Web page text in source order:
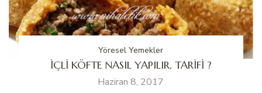
Yöresel Yemekler
İÇLİ KÖFTE NASIL YAPILIR, TARİFİ ?
Haziran 8, 2017